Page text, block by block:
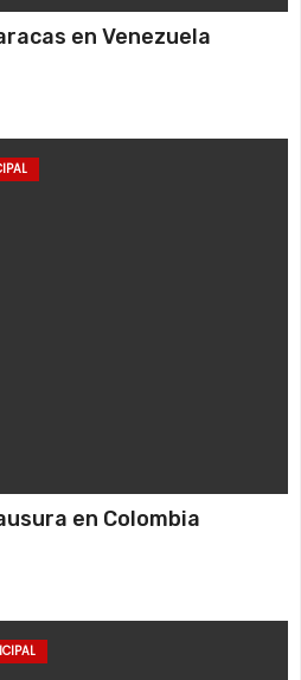
en Venezuela
en Colombia